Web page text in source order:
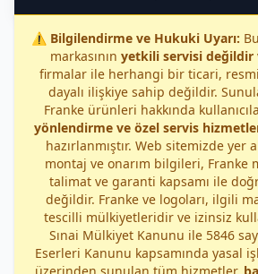
⚠️ Bilgilendirme ve Hukuki Uyarı:
markasının yetkili servisi değildir
firmalar ile herhangi bir ticari,
dayalı ilişkiye sahip değildir.
Franke ürünleri hakkında
yönlendirme ve özel servis
hazırlanmıştır. Web sitemizde yer
montaj ve onarım bilgileri, Franke
talimat ve garanti kapsamı ile
değildir. Franke ve logoları, ilgili
tescilli mülkiyetleridir ve izinsiz
Sınai Mülkiyet Kanunu ile 5846
Eserleri Kanunu kapsamında yasal